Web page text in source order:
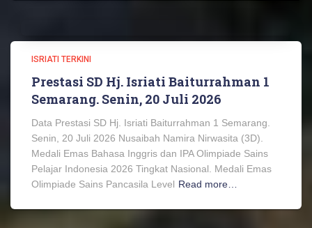
ISRIATI TERKINI
Prestasi SD Hj. Isriati Baiturrahman 1
Semarang. Senin, 20 Juli 2026
Data Prestasi SD Hj. Isriati Baiturrahman 1 Semarang.
Senin, 20 Juli 2026 Nusaibah Namira Nirwasita (3D).
Medali Emas Bahasa Inggris dan IPA Olimpiade Sains
Pelajar Indonesia 2026 Tingkat Nasional. Medali Emas
Olimpiade Sains Pancasila Level Read more…